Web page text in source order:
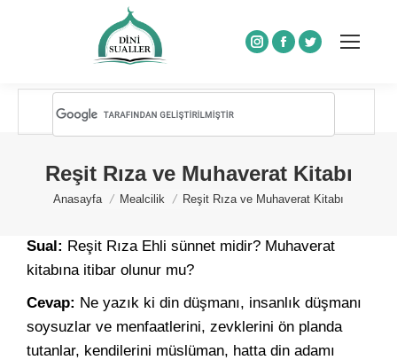
Instagram
Facebook
Twitter
Reşit Rıza ve Muhaverat Kitabı
You are here:
Anasayfa Mealcilik Reşit Rıza ve Muhaverat Kitabı
Sual: Reşit Rıza Ehli sünnet midir? Muhaverat
kitabına itibar olunur mu?
Cevap: Ne yazık ki din düşmanı, insanlık düşmanı
soysuzlar ve menfaatlerini, zevklerini ön planda
tutanlar, kendilerini müslüman, hatta din adamı